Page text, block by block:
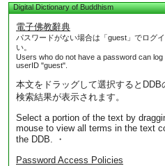
Digital Dictionary of Buddhism
電子佛教辭典
パスワードがない場合は「guest」でログ
い。
Users who do not have a password can log
userID "guest".
本文をドラッグして選択するとDDB
検索結果が表示されます。
Select a portion of the text by
mouse to view all terms in the text
the DDB. ・
Password Access Policies